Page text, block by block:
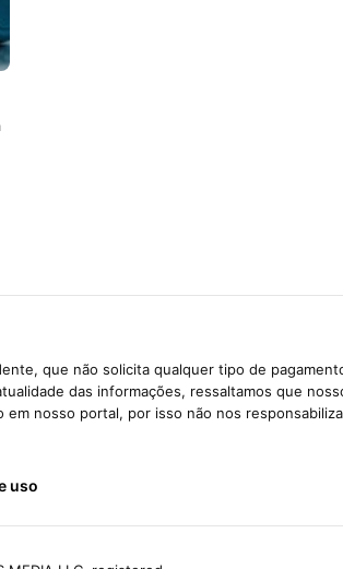
que não solicita qualquer tipo de
das informações, ressaltamos que
nosso portal, por isso não nos
uso